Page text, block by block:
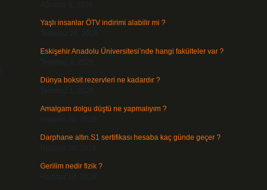
Ağustos 6, 2026
Yaşlı insanlar ÖTV indirimi alabilir mi ?
Temmuz 26, 2026
Eskişehir Anadolu Üniversitesi’nde hangi fakülteler var ?
Temmuz 4, 2026
Dünya boksit rezervleri ne kadardır ?
Temmuz 1, 2026
Amalgam dolgu düştü ne yapmalıyım ?
Haziran 30, 2026
Darphane altın.S1 sertifikası hesaba kaç günde geçer ?
Haziran 20, 2026
Gerilim nedir fizik ?
Haziran 17, 2026